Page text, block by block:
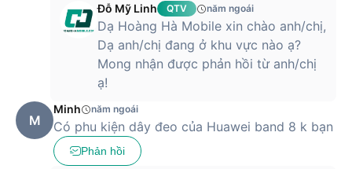
Đỗ Mỹ Linh QTV năm ngoái
Dạ Hoàng Hà Mobile xin chào anh/chị,
Dạ anh/chị đang ở khu vực nào ạ?
Mong nhận được phản hồi từ anh/chị
ạ!
M
Minh năm ngoái
Có phu kiện dây đeo của Huawei band 8 k bạn
Phản hồi